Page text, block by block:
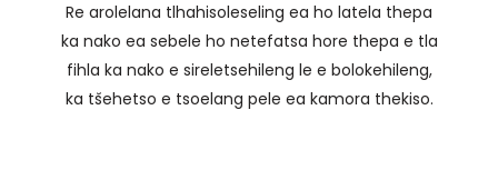
Re arolelana tlhahisoleseling ea ho latela thepa
ka nako ea sebele ho netefatsa hore thepa e tla
fihla ka nako e sireletsehileng le e bolokehileng,
ka tšehetso e tsoelang pele ea kamora thekiso.